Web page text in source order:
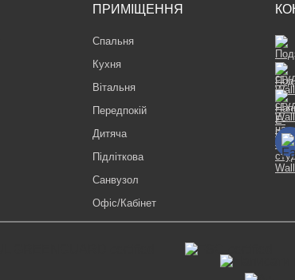
ПРИМІЩЕННЯ
Спальня
Кухня
Вітальня
Передпокій
Дитяча
Підліткова
Санвузол
Офіс/Кабінет